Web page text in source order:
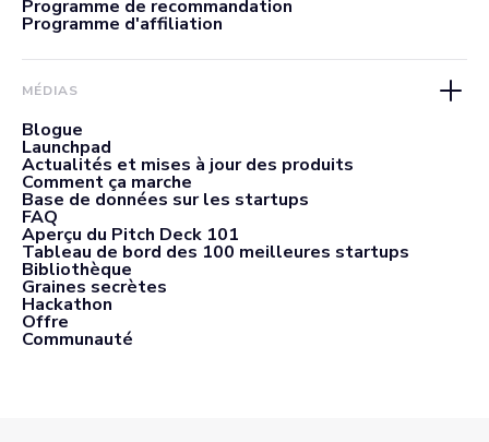
Programme de recommandation
Programme d'affiliation
MÉDIAS
Blogue
Launchpad
Actualités et mises à jour des produits
Comment ça marche
Base de données sur les startups
FAQ
Aperçu du Pitch Deck 101
Tableau de bord des 100 meilleures startups
Bibliothèque
Graines secrètes
Hackathon
Offre
Communauté